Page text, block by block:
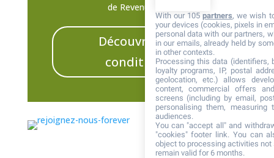
de Revenu etc.
Découvrir les
conditions
With our 105partners, we wish
your devices (cookies, pixels in
personal data with our partners,
in our emails, already held by
in other contexts.
Processing this data (identifiers,
loyalty programs, IP, postal
geolocation, etc.) allows
content, commercial offers
screens (including by email,
personalising them, measuring
audiences.
You can "accept all" and
"cookies" footer link. You can
object to processing activities
remain valid for 6 months.